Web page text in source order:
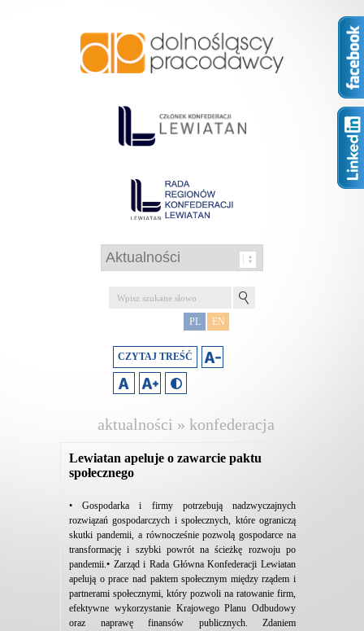
PL EN
CZYTAJ TREŚĆ
aktualności » konfederacja
Lewiatan apeluje o zawarcie paktu
społecznego
• Gospodarka i firmy potrzebują nadzwyczajnych
rozwiązań gospodarczych i społecznych, które ograniczą
skutki pandemii, a równocześnie pozwolą gospodarce na
transformację i szybki powrót na ścieżkę rozwoju po
pandemii.• Zarząd i Rada Główna Konfederacji Lewiatan
apelują o prace nad paktem społecznym między rządem i
partnerami społecznymi, który pozwoli na ratowanie firm,
efektywne wykorzystanie Krajowego Planu Odbudowy
oraz naprawę finansów publicznych. Zdaniem